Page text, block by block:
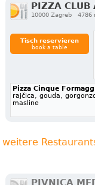
PIZZA CLUB
10000 Zagreb
4786
Tisch reservieren
book a table
Pizza Cinque
rajčica, gouda,
masline
weitere
PIVNICA